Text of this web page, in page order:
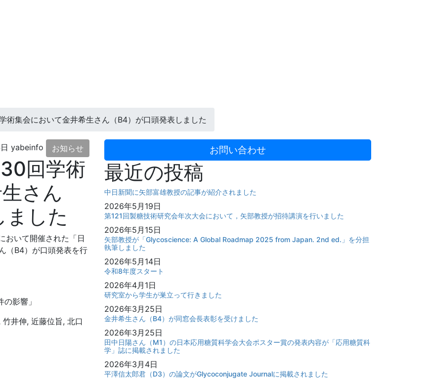
術集会において金井希生さん（B4）が口頭発表しました
yabeinfo お知らせ
回学術
さん
ました
おいて開催された「日
（B4）が口頭発表を行
影響」
井伸, 近藤位旨, 北口
お問い合わせ
最近の投稿
中日新聞に矢部富雄教授の記事が紹介されました
2026年5月19日
第121回製糖技術研究会年次大会において，矢部教授が招待講演を行いました
2026年5月15日
矢部教授が「Glycoscience: A Global Roadmap 2025 from Japan. 2nd ed.」を分担
執筆しました
2026年5月14日
令和8年度スタート
2026年4月1日
研究室から学生が巣立って行きました
2026年3月25日
金井希生さん（B4）が同窓会長表彰を受けました
2026年3月25日
田中日陽さん（M1）の日本応用糖質科学会大会ポスター賞の発表内容が「応用糖質科
学」誌に掲載されました
2026年3月4日
平澤信太郎君（D3）の論文がGlycoconjugate Journalに掲載されました